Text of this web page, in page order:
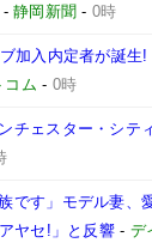
-静岡新聞 - 0時
加入内定者が誕
コム - 0時
チェスター・シテ
です」モデル妻
ヤセ!」と反響- デ